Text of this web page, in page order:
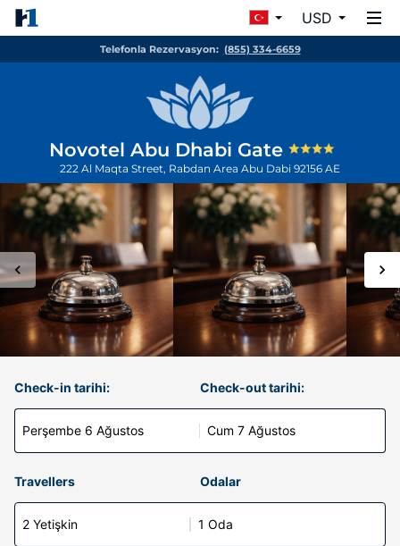
USD
Telefonla Rezervasyon: (855) 334-6659
Novotel Abu Dhabi Gate
222 Al Maqta Street, Rabdan Area Abu Dabi 92156 AE
Check-in tarihi:
Perşembe 6 Ağustos
Check-out tarihi:
Cum 7 Ağustos
Travellers Odalar
2 Yetişkin 1 Oda